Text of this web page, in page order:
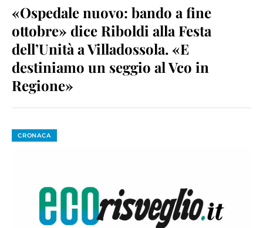
«Ospedale nuovo: bando a fine
ottobre» dice Riboldi alla Festa
dell’Unità a Villadossola. «E
destiniamo un seggio al Vco in
Regione»
CRONACA